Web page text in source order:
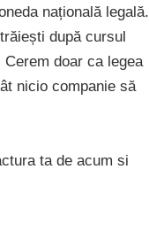
națională legală.
după cursul
doar ca legea
nicio companie să
ta de acum si